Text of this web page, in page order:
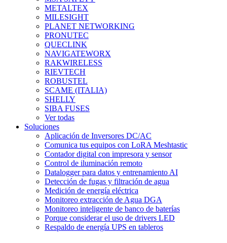
METALTEX
MILESIGHT
PLANET NETWORKING
PRONUTEC
QUECLINK
NAVIGATEWORX
RAKWIRELESS
RIEVTECH
ROBUSTEL
SCAME (ITALIA)
SHELLY
SIBA FUSES
Ver todas
Soluciones
Aplicación de Inversores DC/AC
Comunica tus equipos con LoRA Meshtastic
Contador digital con impresora y sensor
Control de iluminación remoto
Datalogger para datos y entrenamiento AI
Detección de fugas y filtración de agua
Medición de energía eléctrica
Monitoreo extracción de Agua DGA
Monitoreo inteligente de banco de baterías
Porque considerar el uso de drivers LED
Respaldo de energía UPS en tableros